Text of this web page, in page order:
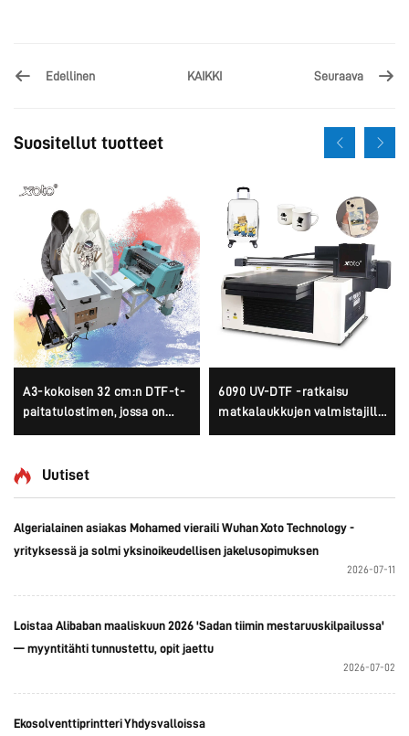
Edellinen KAIKKI Seuraava
Suositellut tuotteet
A3-kokoisen 32 cm:n DTF-t-
paitatulostimen, jossa on
6090 UV-DTF -ratkaisu
matkalaukkujen valmistajille
6090-mallinen
Uutiset
Algerialainen asiakas Mohamed vieraili Wuhan Xoto Technology -
yrityksessä ja solmi yksinoikeudellisen jakelusopimuksen
2026-07-11
Loistaa Alibaban maaliskuun 2026 'Sadan tiimin mestaruuskilpailussa'
— myyntitähti tunnustettu, opit jaettu
2026-07-02
Ekosolventtiprintteri Yhdysvalloissa